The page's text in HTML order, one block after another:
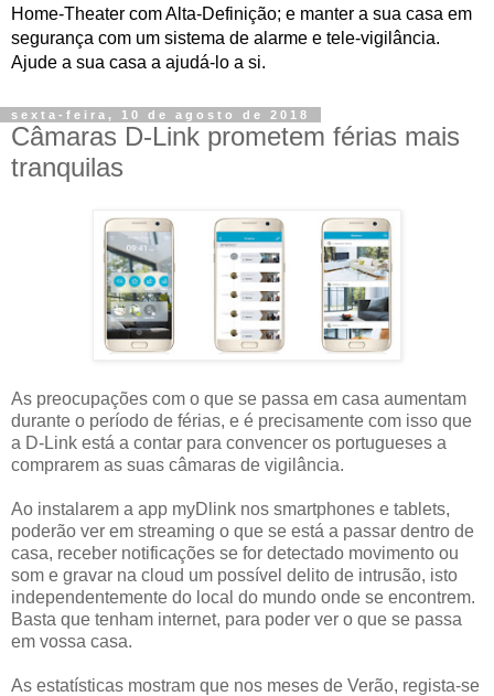
Home-Theater com Alta-Definição; e manter a sua casa em
segurança com um sistema de alarme e tele-vigilância.
Ajude a sua casa a ajudá-lo a si.
sexta-feira, 10 de agosto de 2018
Câmaras D-Link prometem férias mais
tranquilas
As preocupações com o que se passa em casa aumentam
durante o período de férias, e é precisamente com isso que
a D-Link está a contar para convencer os portugueses a
comprarem as suas câmaras de vigilância.
Ao instalarem a app myDlink nos smartphones e tablets,
poderão ver em streaming o que se está a passar dentro de
casa, receber notificações se for detectado movimento ou
som e gravar na cloud um possível delito de intrusão, isto
independentemente do local do mundo onde se encontrem.
Basta que tenham internet, para poder ver o que se passa
em vossa casa.
As estatísticas mostram que nos meses de Verão, regista-se